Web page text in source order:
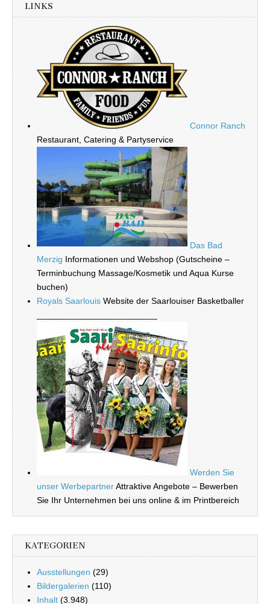
LINKS
Connor Ranch
Restaurant, Catering & Partyservice
Das Bad
Merzig Informationen und Webshop (Gutscheine –
Terminbuchung Massage/Kosmetik und Aqua Kurse
buchen)
Royals Saarlouis Website der Saarlouiser Basketballer
Werden Sie
unser WerbepartnerAttraktive Angebote – Bewerben
Sie Ihr Unternehmen bei uns online & im Printbereich
KATEGORIEN
Ausstellungen (29)
Bildergalerien (110)
Inhalt (3.948)